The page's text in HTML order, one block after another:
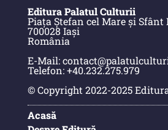
Anuarul Muzeului
Moldovei - XX / 2020
Indexul Complet
Buletinul Muzeului
Tehnicii ”Ștefan
Buletinul Muzeului
Editura Palatul Culturii
Piața Ștefan cel Mare și Sfânt
700028 Iași
România
E-Mail:
Telefon: +40.232.275.979
© Copyright 2022-2025
Acasă